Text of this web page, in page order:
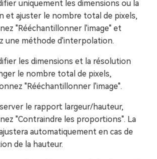
uniquement les dimensions ou la
et ajuster le nombre total de pixels,
"Rééchantillonner l'image" et
une méthode d'interpolation.
les dimensions et la résolution
le nombre total de pixels,
"Rééchantillonner l'image".
le rapport largeur/hauteur,
"Contraindre les proportions". La
automatiquement en cas de
de la hauteur.